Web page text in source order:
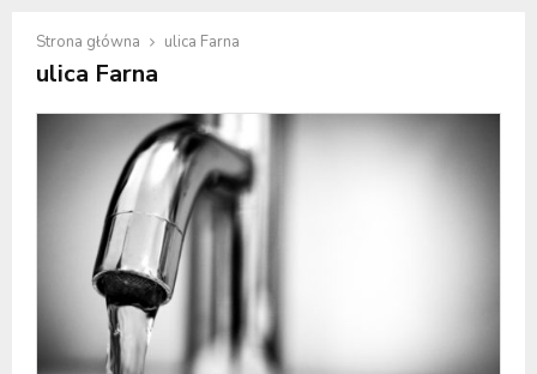
Strona główna ulica Farna
ulica Farna